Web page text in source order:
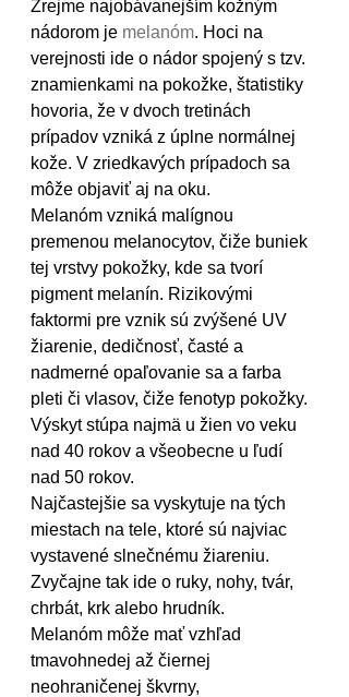
Zrejme najobávanejším kožným
nádorom je melanóm. Hoci na
verejnosti ide o nádor spojený s tzv.
znamienkami na pokožke, štatistiky
hovoria, že v dvoch tretinách
prípadov vzniká z úplne normálnej
kože. V zriedkavých prípadoch sa
môže objaviť aj na oku.
Melanóm vzniká malígnou
premenou melanocytov, čiže buniek
tej vrstvy pokožky, kde sa tvorí
pigment melanín. Rizikovými
faktormi pre vznik sú zvýšené UV
žiarenie, dedičnosť, časté a
nadmerné opaľovanie sa a farba
pleti či vlasov, čiže fenotyp pokožky.
Výskyt stúpa najmä u žien vo veku
nad 40 rokov a všeobecne u ľudí
nad 50 rokov.
Najčastejšie sa vyskytuje na tých
miestach na tele, ktoré sú najviac
vystavené slnečnému žiareniu.
Zvyčajne tak ide o ruky, nohy, tvár,
chrbát, krk alebo hrudník.
Melanóm môže mať vzhľad
tmavohnedej až čiernej
neohraničenej škvrny,